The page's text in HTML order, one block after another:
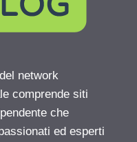
network
comprende siti
che
ed esperti